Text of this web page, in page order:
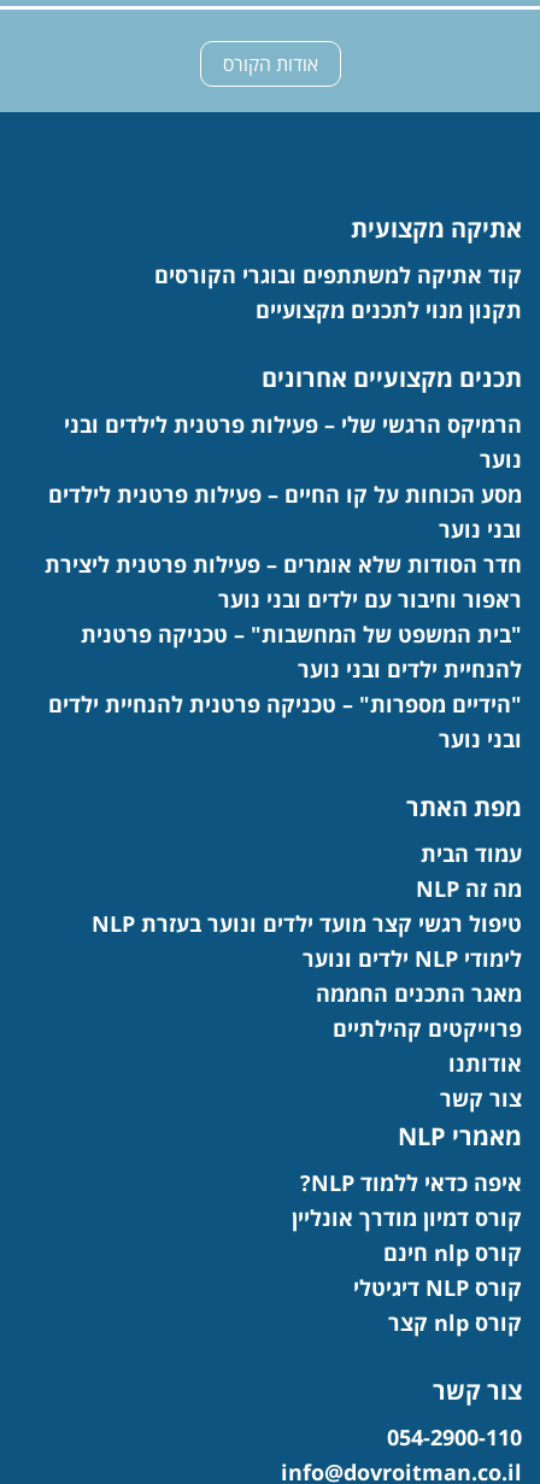
אודות הקורס
אתיקה מקצועית
קוד אתיקה למשתתפים ובוגרי הקורסים
תקנון מנוי לתכנים מקצועיים
תכנים מקצועיים אחרונים
הרמיקס הרגשי שלי – פעילות פרטנית לילדים ובני
נוער
מסע הכוחות על קו החיים – פעילות פרטנית לילדים
ובני נוער
חדר הסודות שלא אומרים – פעילות פרטנית ליצירת
ראפור וחיבור עם ילדים ובני נוער
"בית המשפט של המחשבות" – טכניקה פרטנית
להנחיית ילדים ובני נוער
"הידיים מספרות" – טכניקה פרטנית להנחיית ילדים
ובני נוער
מפת האתר
עמוד הבית
מה זה NLP
טיפול רגשי קצר מועד ילדים ונוער בעזרת NLP
לימודי NLP ילדים ונוער
מאגר התכנים החממה
פרוייקטים קהילתיים
אודותנו
צור קשר
מאמרי NLP
איפה כדאי ללמוד NLP?
קורס דמיון מודרך אונליין
קורס nlp חינם
קורס NLP דיגיטלי
קורס nlp קצר
צור קשר
054-2900-110
info@dovroitman.co.il